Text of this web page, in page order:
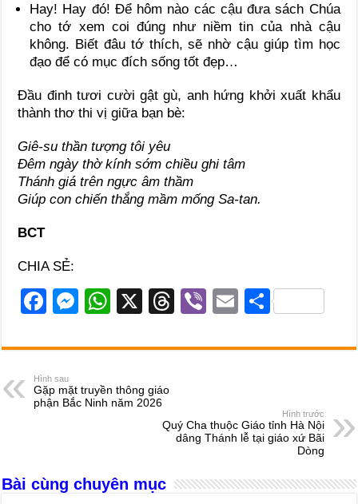
Hay! Hay đó! Để hôm nào các cậu đưa sách Chúa
cho tớ xem coi đúng như niềm tin của nhà cậu
không. Biết đâu tớ thích, sẽ nhờ cậu giúp tìm học
đạo để có mục đích sống tốt đẹp…
Đầu đinh tươi cười gật gù, anh hứng khởi xuất khẩu
thành thơ thi vị giữa bạn bè:
Giê-su thần tượng tôi yêu
Đêm ngày thờ kính sớm chiều ghi tâm
Thánh giá trên ngực âm thầm
Giúp con chiến thắng mầm mống Sa-tan.
BCT
CHIA SẺ:
F
c
e
b
k
M
ss
n
W
at
A
X
T
e
s
Vi
er
E
ail
S
ar
Hình sau
Gặp mặt truyền thông giáo
phận Bắc Ninh năm 2026
Hình trước
Quý Cha thuộc Giáo tỉnh Hà Nội
dâng Thánh lễ tại giáo xứ Bãi
Dòng
Bài cùng chuyên mục